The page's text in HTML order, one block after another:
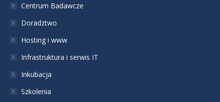
Centrum Badawcze
Doradztwo
Hosting i www
Infrastruktura i serwis IT
Inkubacja
Szkolenia